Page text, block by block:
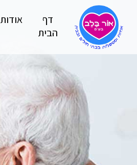
דף
הבית
אודות